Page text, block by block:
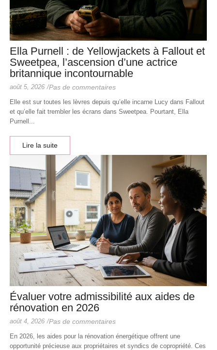
Ella Purnell : de Yellowjackets à Fallout et
Sweetpea, l’ascension d’une actrice
britannique incontournable
août 5, 2026 /Pas de commentaires
Elle est sur toutes les lèvres depuis qu’elle incarne Lucy dans Fallout
et qu’elle fait trembler les écrans dans Sweetpea. Pourtant, Ella
Purnell...
Lire la suite
Évaluer votre admissibilité aux aides de
rénovation en 2026
août 4, 2026 /Pas de commentaires
En 2026, les aides pour la rénovation énergétique offrent une
opportunité précieuse aux propriétaires et syndics de copropriété. Ces